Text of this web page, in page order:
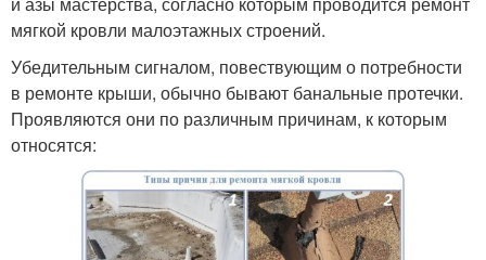
мягкой кровли малоэтажных строений.
Убедительным сигналом, повествующим о потребности
в ремонте крыши, обычно бывают банальные протечки.
Проявляются они по различным причинам, к которым
относятся: